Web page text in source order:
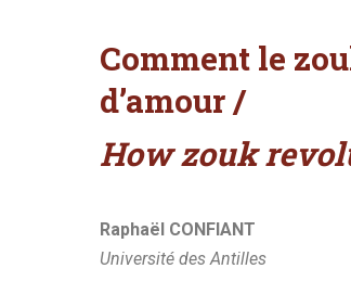
Comment le
d’amour /
How zouk
Raphaël CONFIANT
Université des Antilles